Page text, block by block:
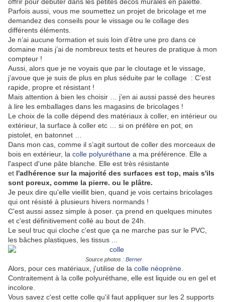
Parfois aussi, vous me soumettez un projet de bricolage et me
demandez des conseils pour le vissage ou le collage des
différents éléments.
Je n’ai aucune formation et suis loin d’être une pro dans ce
domaine mais j’ai de nombreux tests et heures de pratique à mon
compteur !
Aussi, alors que je ne voyais que par le cloutage et le vissage,
j’avoue que je suis de plus en plus séduite par le collage : C’est
rapide, propre et résistant !
Mais attention à bien les choisir … j’en ai aussi passé des heures
à lire les emballages dans les magasins de bricolages !
Le choix de la colle dépend des matériaux à coller, en intérieur ou
extérieur, la surface à coller etc … si on préfère en pot, en
pistolet, en batonnet …
Dans mon cas, comme il s’agit surtout de coller des morceaux de
bois en extérieur, la colle polyuréthane a ma préférence. Elle a
l'aspect d'une pâte blanche. Elle est très résistante
et l'adhérence sur la majorité des surfaces est top, mais s'ils
sont poreux, comme la pierre. ou le plâtre.
Je peux dire qu'elle vieillit bien, quand je vois certains bricolages
qui ont résisté à plusieurs hivers normands !
C'est aussi assez simple à poser. ça prend en quelques minutes
et c'est définitivement collé au bout de 24h.
Le seul truc qui cloche c'est que ça ne marche pas sur le PVC,
les bâches plastiques, les tissus ...
Source photos : Berner
Alors, pour ces matériaux, j'utilise de la colle néoprène
Contraitement à la colle polyuréthane, elle est liquide ou en gel et
incolore.
Vous savez c'est cette colle qu'il faut appliquer sur les 2 supports